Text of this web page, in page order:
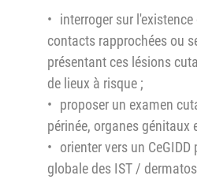
interroger sur
contacts rapprochées ou
présentant ces lésions
de lieux à risque ;
proposer un examen
périnée, organes génitaux
orienter vers un
globale des IST /